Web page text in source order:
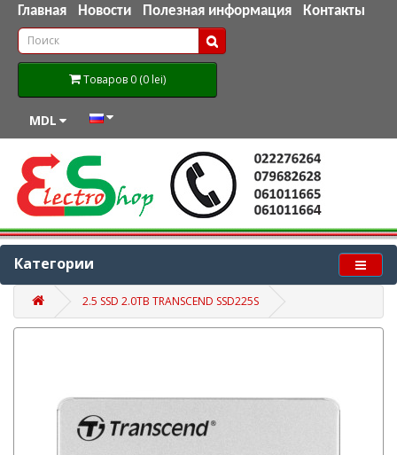
Главная Новости Полезная информация Контакты
Товаров 0 (0 lei)
MDL
Категории
2.5 SSD 2.0TB TRANSCEND SSD225S